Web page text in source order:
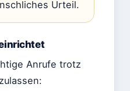
Urteil.
Anrufe trotz